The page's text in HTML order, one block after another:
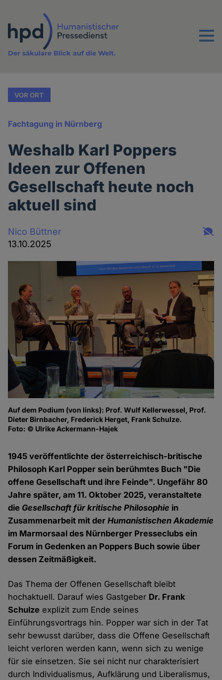
Inhalt
Menu
Der säkulare Blick auf die Welt.
VOR ORT
Fachtagung in Nürnberg
Weshalb Karl Poppers
Ideen zur Offenen
Gesellschaft heute noch
aktuell sind
Nico Büttner
13.10.2025
Auf dem Podium (von links): Prof. Wulf Kellerwessel, Prof.
Dieter Birnbacher, Frederick Herget, Frank Schulze.
Foto: © Ulrike Ackermann-Hajek
1945 veröffentlichte der österreichisch-britische
Philosoph Karl Popper sein berühmtes Buch "Die
offene Gesellschaft und ihre Feinde". Ungefähr 80
Jahre später, am 11. Oktober 2025, veranstaltete
die Gesellschaft für kritische Philosophie in
Zusammenarbeit mit derHumanistischen Akademie
im Marmorsaal des Nürnberger Presseclubs ein
Forum in Gedenken an Poppers Buch sowie über
dessen Zeitmäßigkeit.
Das Thema der Offenen Gesellschaft bleibt
hochaktuell. Darauf wies Gastgeber Dr. Frank
Schulze explizit zum Ende seines
Einführungsvortrags hin. Popper war sich in der Tat
sehr bewusst darüber, dass die Offene Gesellschaft
leicht verloren werden kann, wenn sich zu wenige
für sie einsetzen. Sie sei nicht nur charakterisiert
durch Individualismus, Aufklärung und Liberalismus,